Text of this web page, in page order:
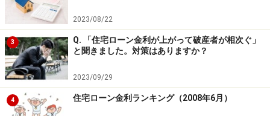
みずほ銀行
長めの返済を計画しているのであれば、当初固定期間
（10年）を過ぎても、引下幅が変わらないことが魅力で
す。仮に、固定特約期間終了後の店頭金利が、借入時と
変わらないのであれば、総返済額を大幅に抑えることが
可能となります。
2023/08/22
3
Q. 「住宅ローン金利が上がって破産者が相次ぐ」
と聞きました。対策はありますか？
2023/09/29
4 住宅ローン金利ランキング（2008年6月）